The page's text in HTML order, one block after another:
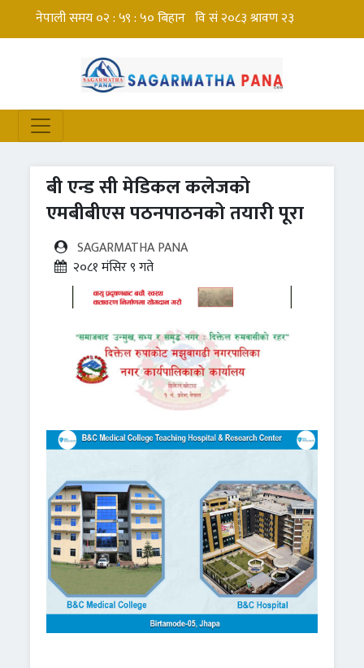
बी एन्ड सी मेडिकल कलेजको
एमबीबीएस पठनपाठनको तयारी पूरा
SAGARMATHA PANA
२०८१ मंसिर ९ गते